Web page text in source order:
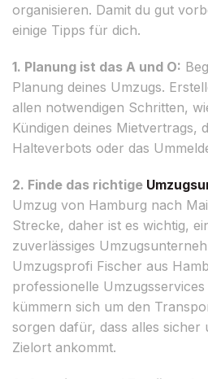
organisieren. Damit du gut
einige Tipps für dich.
1. Planung ist das A und O:
Planung deines Umzugs.
allen notwendigen Schritten,
Kündigen deines Mietvertrags,
Halteverbots oder das
2. Finde das richtige
Umzug von Hamburg nach
Strecke, daher ist es wichtig,
zuverlässiges
Umzugsprofi Fischer aus
professionelle
kümmern sich um den
sorgen dafür, dass alles sicher
Zielort ankommt.